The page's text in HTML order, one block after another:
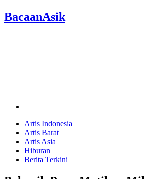
BacaanAsik
Artis Indonesia
Artis Barat
Artis Asia
Hiburan
Berita Terkini